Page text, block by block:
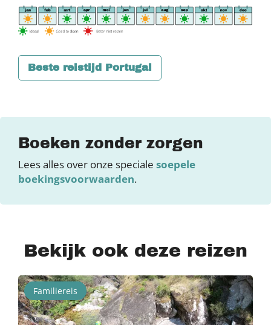
Beste reistijd Portugal
Boeken zonder zorgen
Lees alles over onze speciale soepele
boekingsvoorwaarden.
Bekijk ook deze reizen
Familiereis